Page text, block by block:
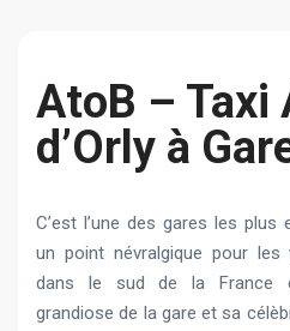
AtoB – Taxi
d’Orly à
C’est l’une des gares les
un point névralgique pour les
dans le sud de la France
grandiose de la gare et sa